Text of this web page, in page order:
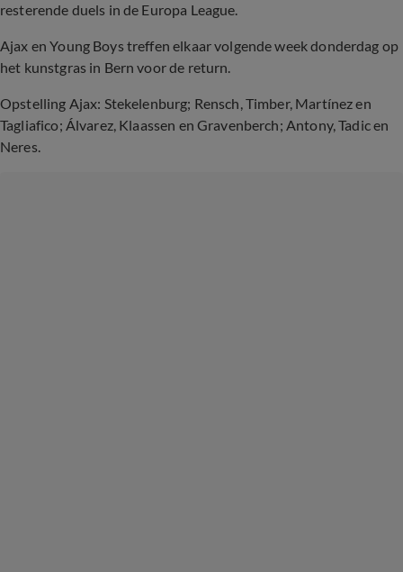
resterende duels in de Europa League.
Ajax en Young Boys treffen elkaar volgende week donderdag op
het kunstgras in Bern voor de return.
Opstelling Ajax: Stekelenburg; Rensch, Timber, Martínez en
Tagliafico; Álvarez, Klaassen en Gravenberch; Antony, Tadic en
Neres.